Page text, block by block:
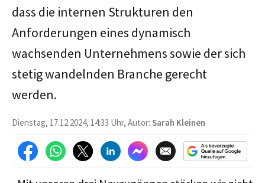
dass die internen Strukturen den
Anforderungen eines dynamisch
wachsenden Unternehmens sowie der sich
stetig wandelnden Branche gerecht
werden.
Dienstag, 17.12.2024, 14:33 Uhr, Autor: Sarah Kleinen